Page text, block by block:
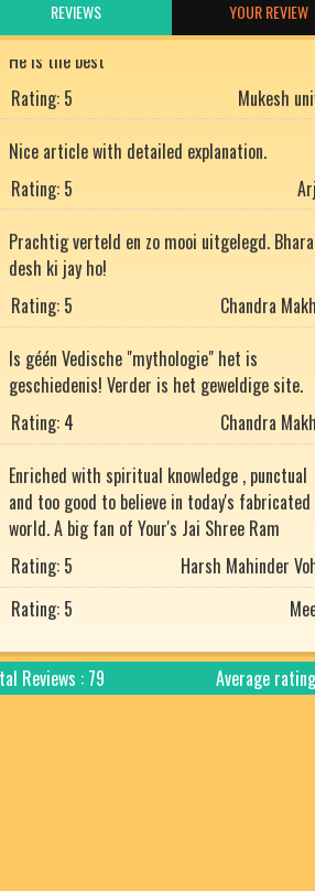
REVIEWS YOUR REVIEW
He is the best
Rating: 5
Mukesh
Nice article with detailed explanation.
Rating: 5
Prachtig verteld en zo mooi uitgelegd.
desh ki jay ho!
Rating: 5
Chandra
Is géén Vedische "mythologie" het is
geschiedenis! Verder is het geweldige site.
Rating: 4
Chandra
Enriched with spiritual knowledge , punctual
and too good to believe in today's fabricated
world. A big fan of Your's Jai Shree Ram
Rating: 5
Harsh Mahinder
Rating: 5
He is the best
Rating: 5
Mukesh
Akash ji, is not only a good Astrologer but
Reviews : 79 Average